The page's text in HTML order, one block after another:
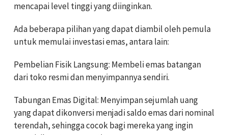
mencapai level tinggi yang diinginkan.
Ada beberapa pilihan yang dapat diambil oleh pemula
untuk memulai investasi emas, antara lain:
Pembelian Fisik Langsung: Membeli emas batangan
dari toko resmi dan menyimpannya sendiri.
Tabungan Emas Digital: Menyimpan sejumlah uang
yang dapat dikonversi menjadi saldo emas dari nominal
terendah, sehingga cocok bagi mereka yang ingin